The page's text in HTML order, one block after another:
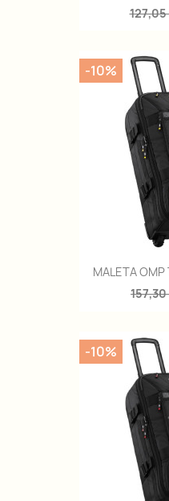
127,05
MALETA OMP
-10%
-10%